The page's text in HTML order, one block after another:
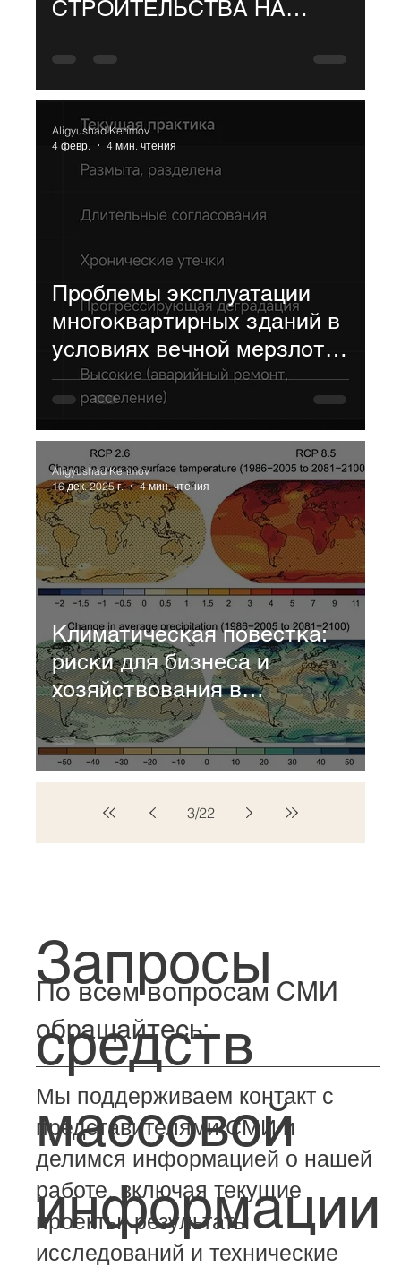
СТРОИТЕЛЬСТВА НА
МЕСТЕ СНЕСЁННЫХ
ЗДАНИЙ В УСЛОВИЯХ
МНОГОЛЕТНЕМЕРЗЛЫХ
ГРУНТОВ: КРИЗИС
НОРМАТИВНОЙ БАЗЫ И
НЕРЕАЛИЗОВАННЫЙ
ПОТЕНЦИАЛ МЕСТНОГО
ОПЫТА
Проблемы эксплуатации
многоквартирных зданий в
условиях вечной мерзлоты:
от мониторинга к
системному
регламентированию (На
примере г. Норильска)
Aligyushad Kerimov
4 февр.
4 мин. чтения
Климатическая повестка:
риски для бизнеса и
хозяйствования в
Арктической зоне
Aligyushad Kerimov
16 дек. 2025 г.
4 мин. чтения
3/22
Запросы
средств
массовой
информации
Мы поддерживаем контакт с
представителями СМИ и
делимся информацией о нашей
работе, включая текущие
проекты, результаты
исследований и технические
По всем вопросам СМИ
обращайтесь: